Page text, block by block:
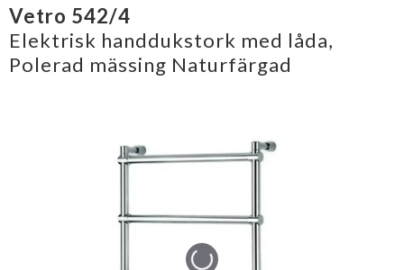
Vetro 542/4
Elektrisk handdukstork med låda,
Polerad mässing Naturfärgad